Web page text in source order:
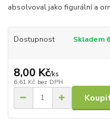
absolvoval jako figurální a
Dostupnost Skladem
8,00 Kč/ks
6,61 Kč bez DPH